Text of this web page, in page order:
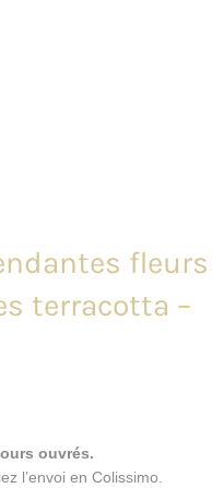
fleurs
terracotta –
ouvrés.
l’envoi en Colissimo.